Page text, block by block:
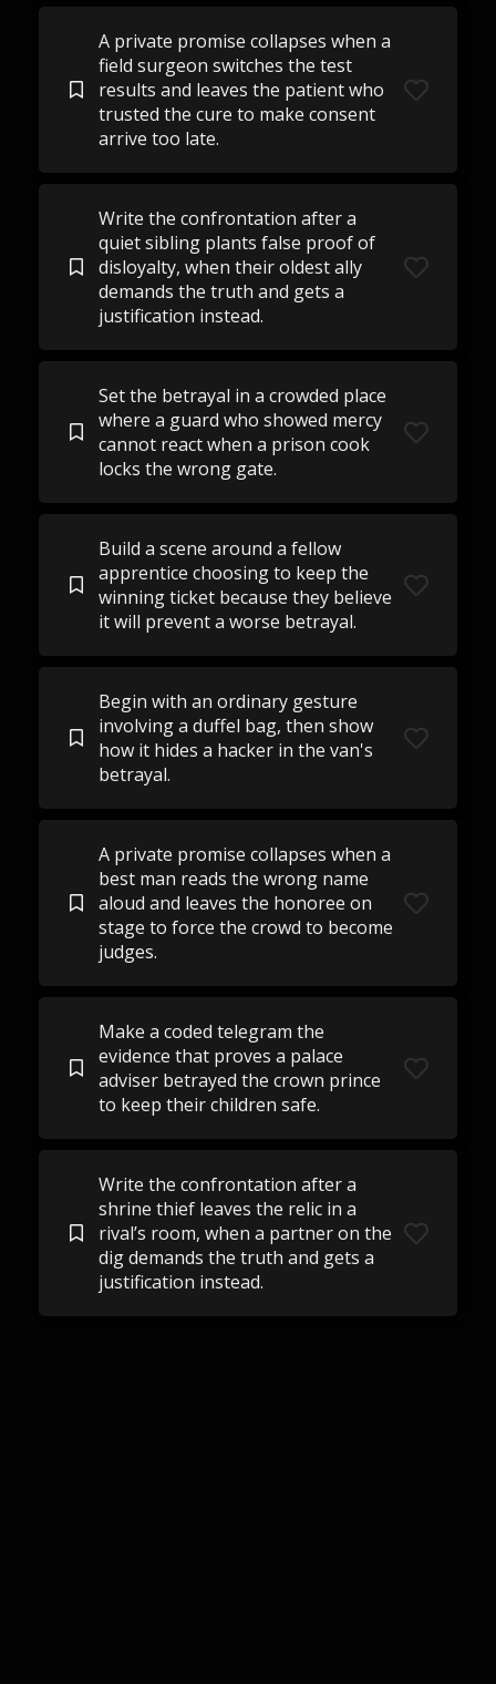
A private promise collapses when a
field surgeon switches the test
results and leaves the patient who
trusted the cure to make consent
arrive too late.
Write the confrontation after a
quiet sibling plants false proof of
disloyalty, when their oldest ally
demands the truth and gets a
justification instead.
Set the betrayal in a crowded place
where a guard who showed mercy
cannot react when a prison cook
locks the wrong gate.
Build a scene around a fellow
apprentice choosing to keep the
winning ticket because they believe
it will prevent a worse betrayal.
Begin with an ordinary gesture
involving a duffel bag, then show
how it hides a hacker in the van's
betrayal.
A private promise collapses when a
best man reads the wrong name
aloud and leaves the honoree on
stage to force the crowd to become
judges.
Make a coded telegram the
evidence that proves a palace
adviser betrayed the crown prince
to keep their children safe.
Write the confrontation after a
shrine thief leaves the relic in a
rival’s room, when a partner on the
dig demands the truth and gets a
justification instead.